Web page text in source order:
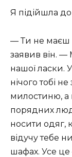
Я підійшла до
— Ти не маєш
заявив він. —
нашої ласки.
нічого тобі
милостиню, а
порядних
носити одяг,
відучу тебе
шафах. Усе